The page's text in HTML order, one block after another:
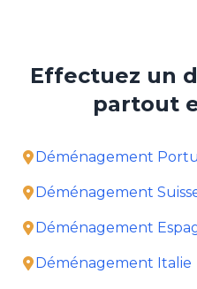
Effectuez un
partout
Déménagement
Déménagement
Déménagement
Déménagement Italie